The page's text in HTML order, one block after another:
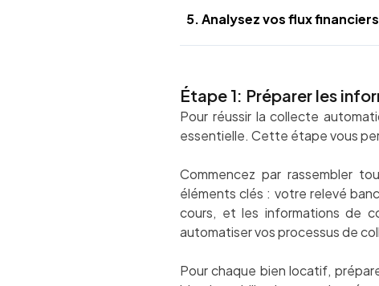
5. Analysez vos flux financiers
Étape 1: Préparer les
Pour réussir la collecte
essentielle. Cette étape vous
Commencez par rassembler
éléments clés : votre relevé
cours, et les informations de
automatiser vos processus de
Pour chaque bien locatif,